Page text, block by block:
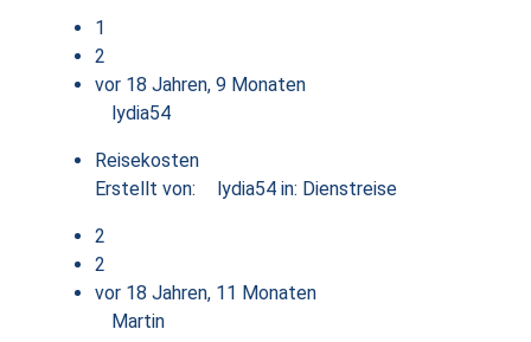
1
2
vor 18 Jahren, 9 Monaten
lydia54
Reisekosten
Erstellt von:
lydia54 in: Dienstreise
2
2
vor 18 Jahren, 11 Monaten
Martin